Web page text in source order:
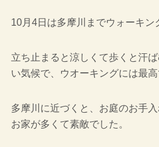
10月4日は多摩川までウォーキン
立ち止まると涼しくて歩くと汗
い気候で、ウオーキングには最高
多摩川に近づくと、お庭のお手
お家が多くて素敵でした。